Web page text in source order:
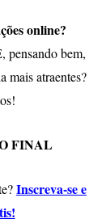
online?
pensando bem,
mais atraentes?
FINAL
Inscreva-se e